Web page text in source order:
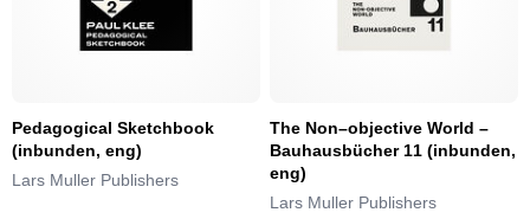
Pedagogical Sketchbook
(inbunden, eng)
Lars Muller Publishers
The Non–objective World –
Bauhausbücher 11 (inbunden,
eng)
Lars Muller Publishers